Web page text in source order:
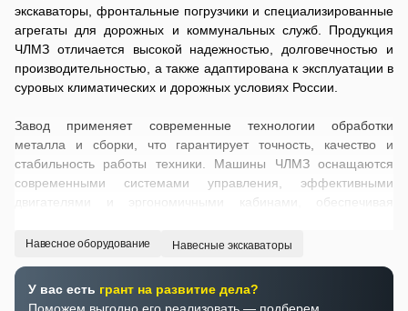
экскаваторы, фронтальные погрузчики и специализированные
агрегаты для дорожных и коммунальных служб. Продукция
ЧЛМЗ отличается высокой надежностью, долговечностью и
производительностью, а также адаптирована к эксплуатации в
суровых климатических и дорожных условиях России.
Завод применяет современные технологии обработки
металла и сборки, что гарантирует точность, качество и
стабильность работы техники. Машины ЧЛМЗ оснащаются
современными системами управления, эффективными
двигателями и эргономичными кабинами, обеспечивая
моделей и модификаций, техника ЧЛМЗ подходит для
ремонте и коммунальном хозяйстве.
Навесное оборудование Навесные экскаваторы
У вас есть грант на развитие дела?